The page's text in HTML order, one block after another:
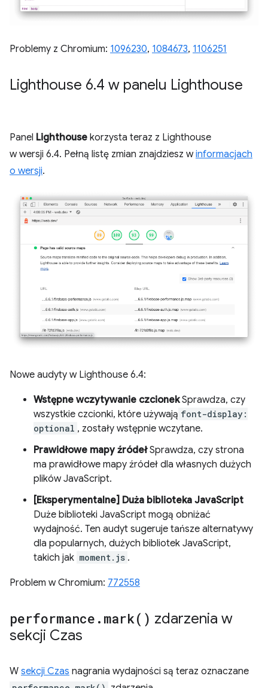
Problemy z Chromium: 1096230, 1084673, 1106251
Lighthouse 6.4 w panelu Lighthouse
Panel Lighthouse korzysta teraz z Lighthouse
w wersji 6.4. Pełną listę zmian znajdziesz winformacjach
o wersji.
Nowe audyty w Lighthouse 6.4:
Wstępne wczytywanie czcionekSprawdza, czy
wszystkie czcionki, które używają font-display:
optional , zostały wstępnie wczytane.
Prawidłowe mapy źródełSprawdza, czy strona
ma prawidłowe mapy źródeł dla własnych dużych
plików JavaScript.
[Eksperymentalne] Duża biblioteka JavaScript
Duże biblioteki JavaScript mogą obniżać
wydajność. Ten audyt sugeruje tańsze alternatywy
dla popularnych, dużych bibliotek JavaScript,
takich jak moment.js .
Problem w Chromium: 772558
performance . mark( ) zdarzenia w
sekcji Czas
W sekcji Czas nagrania wydajności są teraz oznaczane